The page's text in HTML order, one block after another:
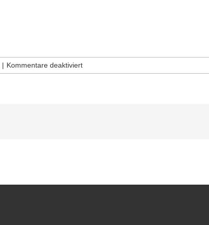
| Kommentare deaktiviertfür
Teezeremonie